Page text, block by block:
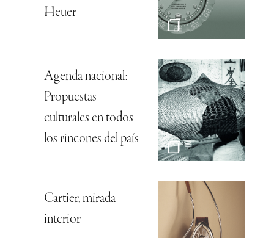
Heuer
Agenda nacional:
Propuestas
culturales en todos
los rincones del país
Cartier, mirada
interior